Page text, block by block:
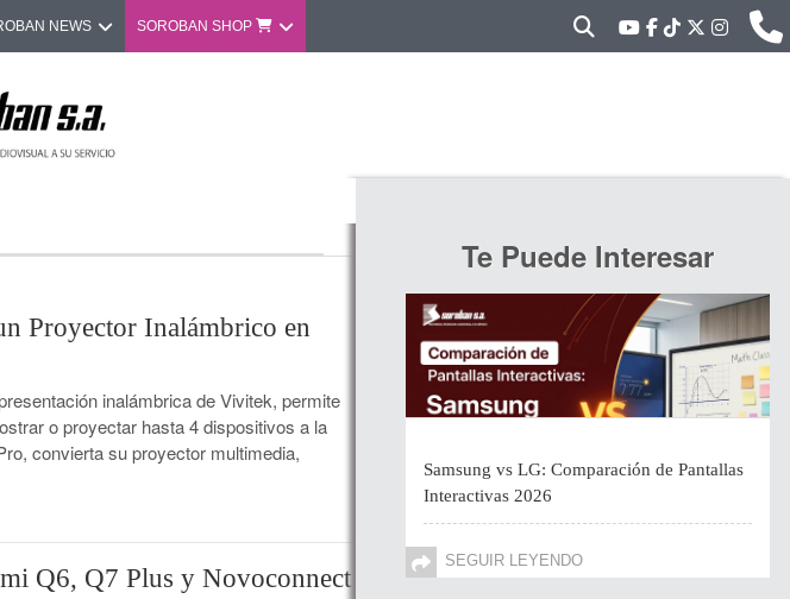
NEWS SOROBAN SHOP
Proyector Inalámbrico en
inalámbrica de Vivitek, permite
o proyectar hasta 4 dispositivos a la
convierta su proyector multimedia,
Q6, Q7 Plus y Novoconnect
Te Puede Interesar
Samsung vs LG: Comparación de Pantallas
Interactivas 2026
SEGUIR LEYENDO